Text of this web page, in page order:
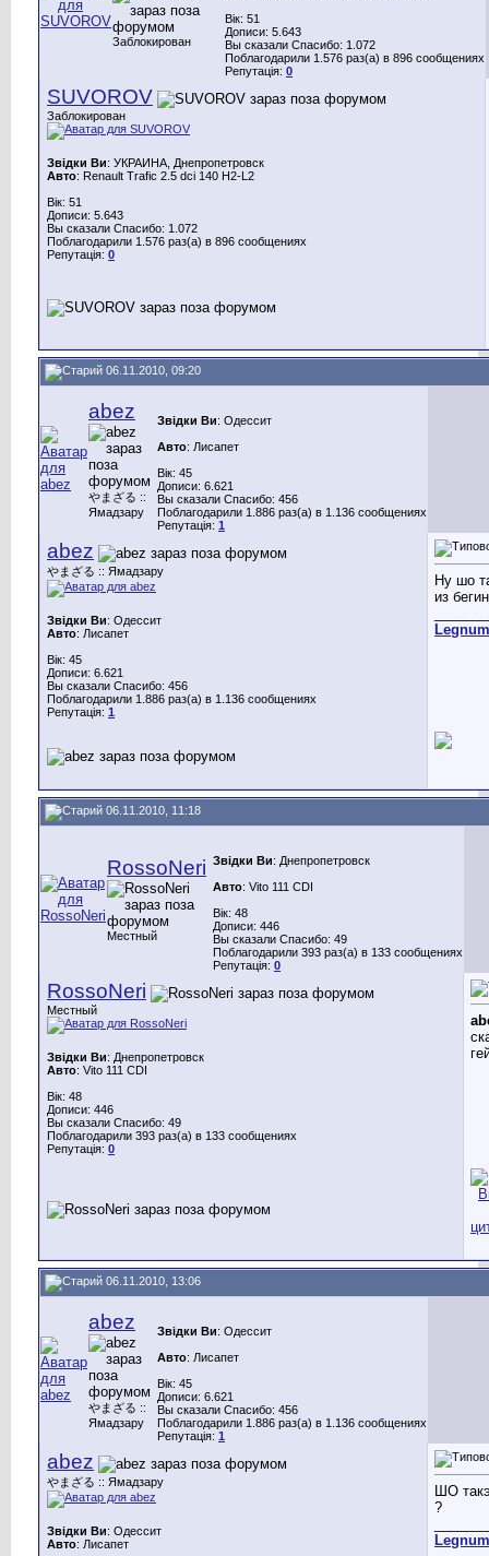
Заблокирован
Вік: 51
Дописи: 5.643
Вы сказали Спасибо: 1.072
Поблагодарили 1.576 раз(а) в 896 сообщениях
Репутація: 0
SUVOROV
Заблокирован
Звідки Ви: УКРАИНА, Днепропетровск
Авто: Renault Trafic 2.5 dci 140 H2-L2
Вік: 51
Дописи: 5.643
Вы сказали Спасибо: 1.072
Поблагодарили 1.576 раз(а) в 896 сообщениях
Репутація: 0
06.11.2010, 09:20
abez
やまざる ::
Ямадзару
Звідки Ви: Одессит
Авто: Лисапет
Вік: 45
Дописи: 6.621
Вы сказали Спасибо: 456
Поблагодарили 1.886 раз(а) в 1.136 сообщениях
Репутація: 1
abez
やまざる :: Ямадзару
Звідки Ви: Одессит
Авто: Лисапет
Вік: 45
Дописи: 6.621
Вы сказали Спасибо: 456
Поблагодарили 1.886 раз(а) в 1.136 сообщениях
Репутація: 1
Ну шо
из
Legnum
06.11.2010, 11:18
RossoNeri
Местный
Звідки Ви: Днепропетровск
Авто: Vito 111 CDI
Вік: 48
Дописи: 446
Вы сказали Спасибо: 49
Поблагодарили 393 раз(а) в 133 сообщениях
Репутація: 0
RossoNeri
Местный
Звідки Ви: Днепропетровск
Авто: Vito 111 CDI
Вік: 48
Дописи: 446
Вы сказали Спасибо: 49
Поблагодарили 393 раз(а) в 133 сообщениях
Репутація: 0
06.11.2010, 13:06
abez
やまざる ::
Ямадзару
Звідки Ви: Одессит
Авто: Лисапет
Вік: 45
Дописи: 6.621
Вы сказали Спасибо: 456
Поблагодарили 1.886 раз(а) в 1.136 сообщениях
Репутація: 1
abez
やまざる :: Ямадзару
Звідки Ви: Одессит
Авто: Лисапет
ШО
?
Legnum